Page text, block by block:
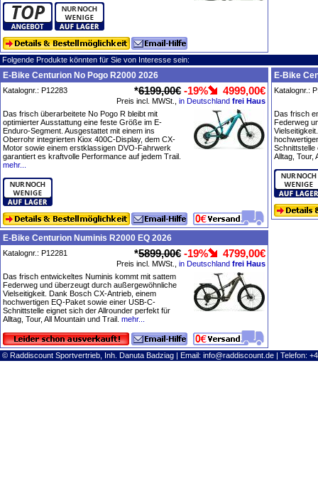
Folgende Produkte könnten für Sie von Interesse sein:
E-Bike Centurion No Pogo R2000 2026
Katalognr.: P12283 *6199,00€ -19% 4999,00€
Preis incl. MWSt., in Deutschland frei Haus
Das frisch überarbeitete No Pogo R bleibt mit
optimierter Ausstattung eine feste Größe im E-
Enduro-Segment. Ausgestattet mit einem ins
Oberrohr integrierten Kiox 400C-Display, dem CX-
Motor sowie einem erstklassigen DVO-Fahrwerk
garantiert es kraftvolle Performance auf jedem Trail.
mehr...
E-Bike
Katalognr.:
Das frisch
Federweg
Schnittstelle
Alltag, Tour,
E-Bike Centurion Numinis R2000 EQ 2026
Katalognr.: P12281 *5899,00€ -19% 4799,00€
Preis incl. MWSt., in Deutschland frei Haus
Das frisch entwickeltes Numinis kommt mit sattem
Federweg und überzeugt durch außergewöhnliche
Vielseitigkeit. Dank Bosch CX-Antrieb, einem
hochwertigen EQ-Paket sowie einer USB-C-
Schnittstelle eignet sich der Allrounder perfekt für
Alltag, Tour, All Mountain und Trail. mehr...
© Raddiscount Sportvertrieb, Inh. Danuta Badziag | Email: info@raddiscount.de | Telefon: